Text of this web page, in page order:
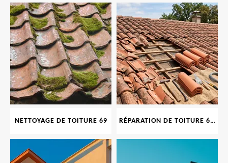
NETTOYAGE DE TOITURE 69 RÉPARATION DE TOITURE 69 RHONE, TUILES CASSÉES OU ABIMÉES